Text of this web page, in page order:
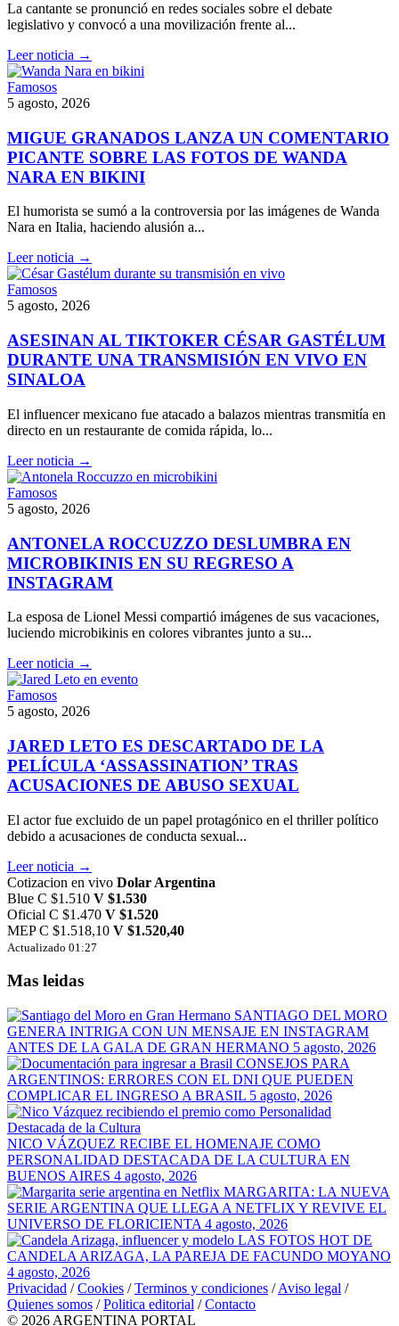
La cantante se pronunció en redes sociales sobre el debate
legislativo y convocó a una movilización frente al...
Leer noticia →
Famosos
5 agosto, 2026
MIGUE GRANADOS LANZA UN COMENTARIO
PICANTE SOBRE LAS FOTOS DE WANDA
NARA EN BIKINI
El humorista se sumó a la controversia por las imágenes de Wanda
Nara en Italia, haciendo alusión a...
Leer noticia →
Famosos
5 agosto, 2026
ASESINAN AL TIKTOKER CÉSAR GASTÉLUM
DURANTE UNA TRANSMISIÓN EN VIVO EN
SINALOA
El influencer mexicano fue atacado a balazos mientras transmitía en
directo en un restaurante de comida rápida, lo...
Leer noticia →
Famosos
5 agosto, 2026
ANTONELA ROCCUZZO DESLUMBRA EN
MICROBIKINIS EN SU REGRESO A
INSTAGRAM
La esposa de Lionel Messi compartió imágenes de sus vacaciones,
luciendo microbikinis en colores vibrantes junto a su...
Leer noticia →
Famosos
5 agosto, 2026
JARED LETO ES DESCARTADO DE LA
PELÍCULA ‘ASSASSINATION’ TRAS
ACUSACIONES DE ABUSO SEXUAL
El actor fue excluido de un papel protagónico en el thriller político
debido a acusaciones de conducta sexual...
Leer noticia →
Cotizacion en vivo Dolar Argentina
Blue C $1.510 V $1.530
Oficial C $1.470 V $1.520
MEP C $1.518,10 V $1.520,40
Actualizado 01:27
Mas leidas
SANTIAGO DEL MORO
GENERA INTRIGA CON UN MENSAJE EN INSTAGRAM
ANTES DE LA GALA DE GRAN HERMANO 5 agosto, 2026
CONSEJOS PARA
ARGENTINOS: ERRORES CON EL DNI QUE PUEDEN
COMPLICAR EL INGRESO A BRASIL 5 agosto, 2026
NICO VÁZQUEZ RECIBE EL HOMENAJE COMO
PERSONALIDAD DESTACADA DE LA CULTURA EN
BUENOS AIRES 4 agosto, 2026
MARGARITA: LA NUEVA
SERIE ARGENTINA QUE LLEGA A NETFLIX Y REVIVE EL
UNIVERSO DE FLORICIENTA 4 agosto, 2026
LAS FOTOS HOT DE
CANDELA ARIZAGA, LA PAREJA DE FACUNDO MOYANO
4 agosto, 2026
Privacidad / Cookies / Terminos y condiciones / Aviso legal /
Quienes somos / Politica editorial / Contacto
© 2026 ARGENTINA PORTAL